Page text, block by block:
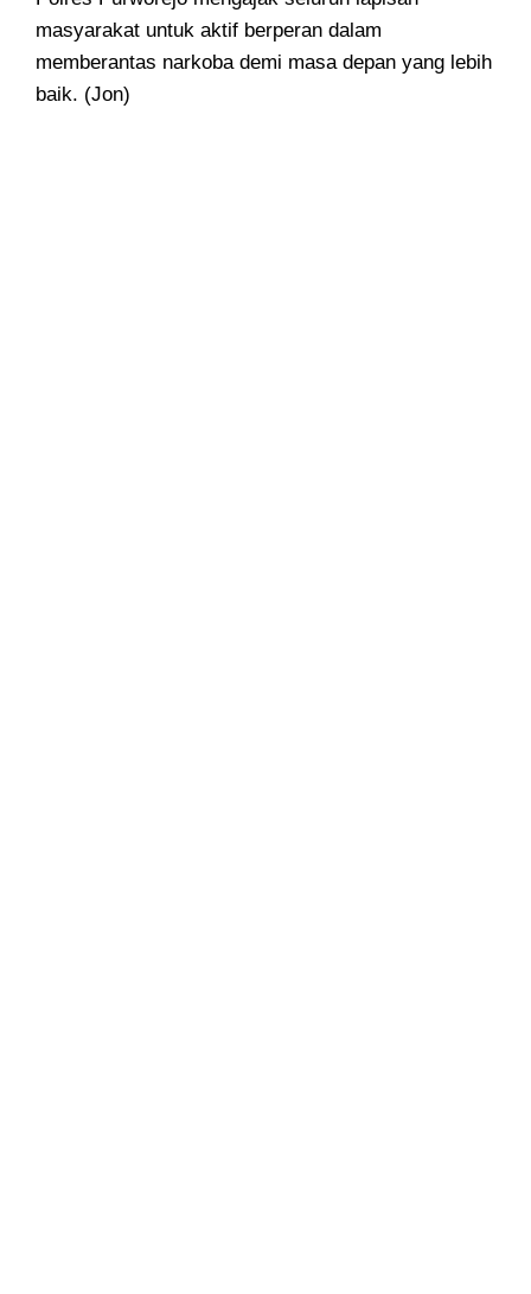
masyarakat untuk aktif berperan dalam
memberantas narkoba demi masa depan yang lebih
baik. (Jon)